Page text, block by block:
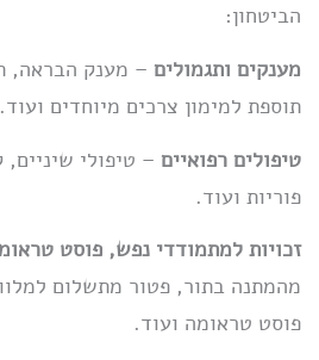
הביטחון:
מענקים ותגמולים – מענק הבראה,
תוספת למימון צרכים מיוחדים ועוד.
טיפולים רפואיים – טיפולי שיניים,
פוריות ועוד.
זכויות למתמודדי נפש, פוסט
מהמתנה בתור, פטור מתשלום
פוסט טראומה ועוד.